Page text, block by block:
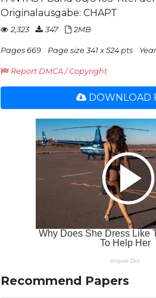
Originalausgabe: CHAPT
2,323 347 2MB
Pages 669 Page size 341 x 524 pts
Report DMCA / Copyright
DOWNLOAD
Recommend Papers